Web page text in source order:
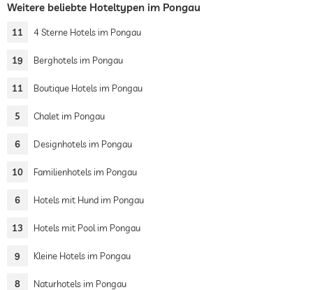
Weitere beliebte Hoteltypen im Pongau
11 4 Sterne Hotels im Pongau
19 Berghotels im Pongau
11 Boutique Hotels im Pongau
5 Chalet im Pongau
6 Designhotels im Pongau
10 Familienhotels im Pongau
6 Hotels mit Hund im Pongau
13 Hotels mit Pool im Pongau
9 Kleine Hotels im Pongau
8 Naturhotels im Pongau